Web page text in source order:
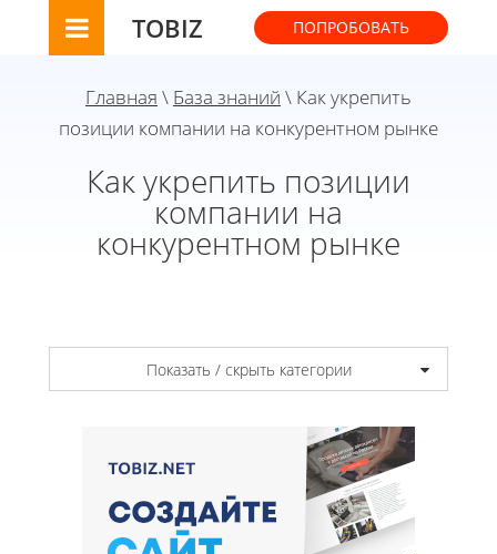
TOBIZ ПОПРОБОВАТЬ
Главная \ База знаний \ Как укрепить
позиции компании на конкурентном рынке
Как укрепить позиции
компании на
конкурентном рынке
Показать / скрыть категории